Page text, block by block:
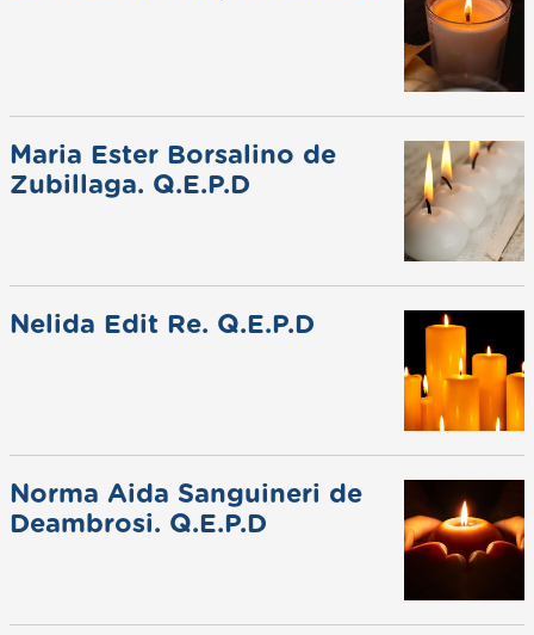
Maria Ester Borsalino de
Zubillaga. Q.E.P.D
Nelida Edit Re. Q.E.P.D
Norma Aida Sanguineri de
Deambrosi. Q.E.P.D